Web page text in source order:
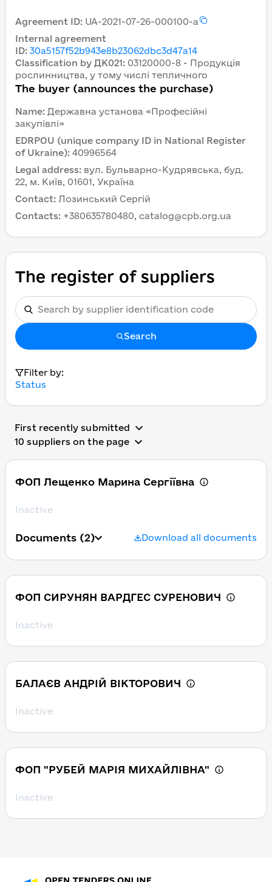
Agreement ID: UA-2021-07-26-000100-a
Internal agreement
ID: 30a5157f52b943e8b23062dbc3d47a14
Classification by ДК021: 03120000-8 - Продукція
рослинництва, у тому числі тепличного
The buyer (announces the purchase)
Name: Державна установа «Професійні
закупівлі»
EDRPOU (unique company ID in National Register
of Ukraine): 40996564
Legal address: вул. Бульварно-Кудрявська, буд.
22, м. Київ, 01601, Україна
Contact: Лозинський Сергій
Contacts: +380635780480, catalog@cpb.org.ua
The register of suppliers
Search
Filter by:
Status
First recently submitted
10 suppliers on the page
ФОП Лещенко Марина Сергіївна
Inactive
Documents (2) Download all documents
ФОП СИРУНЯН ВАРДГЕС СУРЕНОВИЧ
Inactive
БАЛАЄВ АНДРІЙ ВІКТОРОВИЧ
Inactive
ФОП "РУБЕЙ МАРІЯ МИХАЙЛІВНА"
Inactive